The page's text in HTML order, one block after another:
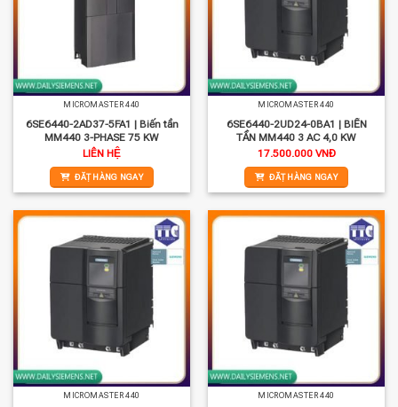
MICROMASTER 440
6SE6440-2AD37-5FA1 | Biến tần
MM440 3-PHASE 75 KW
LIÊN HỆ
ĐẶT HÀNG NGAY
MICROMASTER 440
6SE6440-2UD24-0BA1 | BIẾN
TẦN MM440 3 AC 4,0 KW
17.500.000 VNĐ
ĐẶT HÀNG NGAY
MICROMASTER 440 MICROMASTER 440